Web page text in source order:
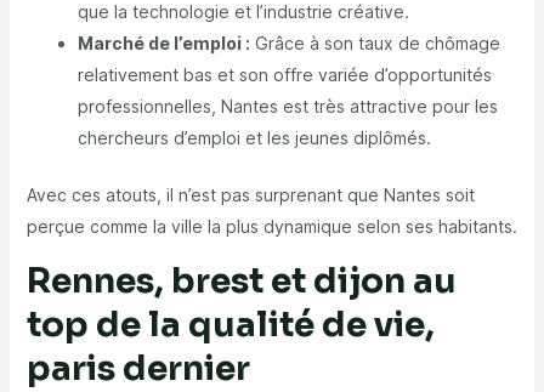
que la technologie et l’industrie créative.
Marché de l’emploi : Grâce à son taux de chômage
relativement bas et son offre variée d’opportunités
professionnelles, Nantes est très attractive pour les
chercheurs d’emploi et les jeunes diplômés.
Avec ces atouts, il n’est pas surprenant que Nantes soit
perçue comme la ville la plus dynamique selon ses habitants.
Rennes, brest et dijon au
top de la qualité de vie,
paris dernier